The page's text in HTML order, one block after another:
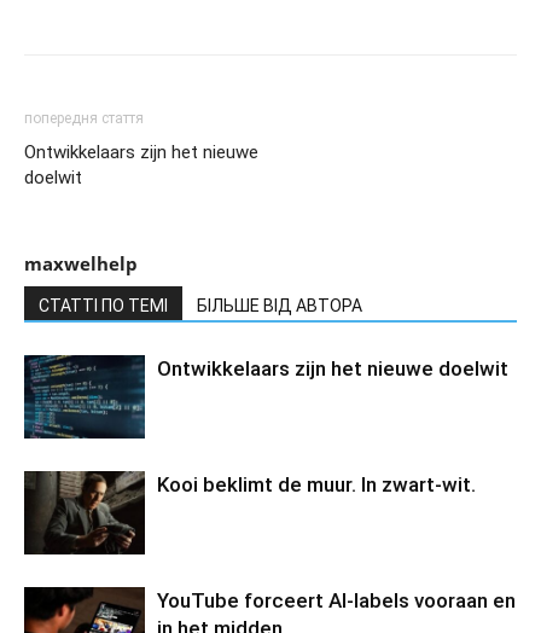
попередня стаття
Ontwikkelaars zijn het nieuwe
doelwit
maxwelhelp
СТАТТІ ПО ТЕМІ БІЛЬШЕ ВІД АВТОРА
Ontwikkelaars zijn het nieuwe doelwit
Kooi beklimt de muur. In zwart-wit.
YouTube forceert AI-labels vooraan en
in het midden